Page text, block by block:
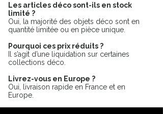
Les articles déco sont-ils en stock
limité ?
Oui, la majorité des objets déco sont en
quantité limitée ou en pièce unique.
Pourquoi ces prix réduits ?
Il s’agit d’une liquidation sur certaines
collections déco.
Livrez-vous en Europe ?
Oui, livraison rapide en France et en
Europe.